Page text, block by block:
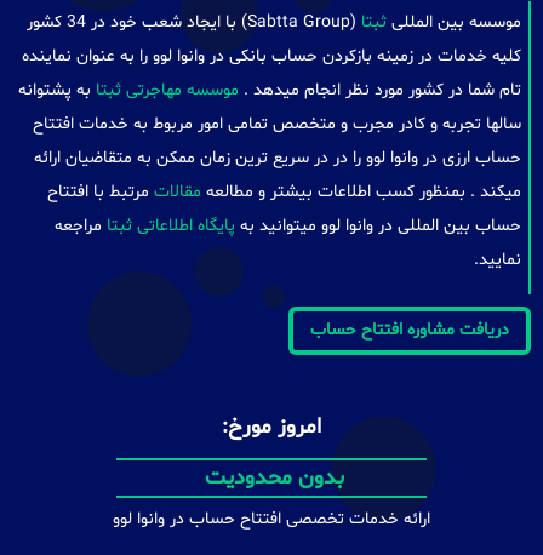
موسسه بین المللی ثبتا
(Sabtta Group) با ایجاد شعب خود در 34 کشور
کلیه خدمات در زمینه بازکردن حساب بانکی در وانوا لوو را به عنوان نماینده
تام شما در کشور مورد نظر انجام میدهد . موسسه مهاجرتی ثبتا به پشتوانه
سالها تجربه و کادر مجرب و متخصص تمامی امور مربوط به خدمات افتتاح
حساب ارزی در وانوا لوو را در در سریع ترین زمان ممکن به متقاضیان ارائه
میکند . بمنظور کسب اطلاعات بیشتر و مطالعه مقالات مرتبط با افتتاح
حساب بین المللی در وانوا لوو میتوانید به پایگاه اطلاعاتی ثبتا مراجعه
نمایید.
دریافت مشاوره افتتاح حساب
امروز مورخ:
بدون محدودیت
ارائه خدمات تخصصی افتتاح حساب در وانوا لوو